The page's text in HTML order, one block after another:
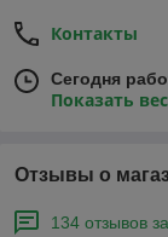
Контакты
Сегодня
Показать
Отзывы о
134 отзывов